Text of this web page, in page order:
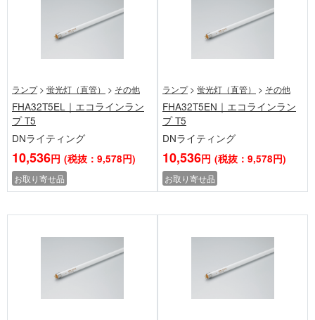
ランプ > 蛍光灯（直管） > その他
FHA32T5EL｜エコラインラン
プ T5
DNライティング
10,536円 (税抜：9,578円)
お取り寄せ品
ランプ > 蛍光灯（直管） > その他
FHA32T5EN｜エコラインラン
プ T5
DNライティング
10,536円 (税抜：9,578円)
お取り寄せ品